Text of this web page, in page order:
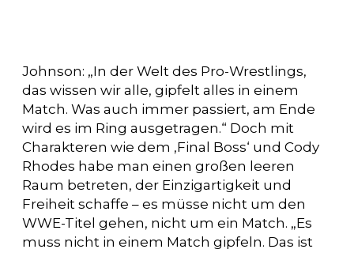
Johnson: „In der Welt des Pro-Wrestlings,
das wissen wir alle, gipfelt alles in einem
Match. Was auch immer passiert, am Ende
wird es im Ring ausgetragen.“ Doch mit
Charakteren wie dem ‚Final Boss‘ und Cody
Rhodes habe man einen großen leeren
Raum betreten, der Einzigartigkeit und
Freiheit schaffe – es müsse nicht um den
WWE-Titel gehen, nicht um ein Match. „Es
muss nicht in einem Match gipfeln. Das ist